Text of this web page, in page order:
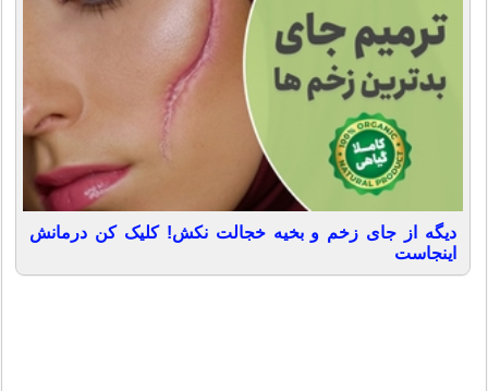
دیگه از جای زخم و بخیه خجالت نکش! کلیک کن درمانش
اینجاست